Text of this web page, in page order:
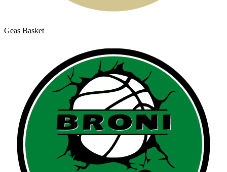
Geas Basket